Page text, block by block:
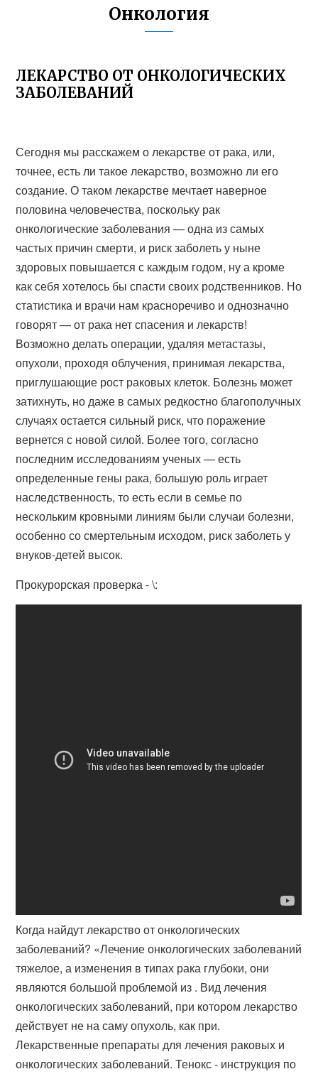
Онкология
ЛЕКАРСТВО ОТ ОНКОЛОГИЧЕСКИХ
ЗАБОЛЕВАНИЙ
Сегодня мы расскажем о лекарстве от рака, или,
точнее, есть ли такое лекарство, возможно ли его
создание. О таком лекарстве мечтает наверное
половина человечества, поскольку рак
онкологические заболевания — одна из самых
частых причин смерти, и риск заболеть у ныне
здоровых повышается с каждым годом, ну а кроме
как себя хотелось бы спасти своих родственников. Но
статистика и врачи нам красноречиво и однозначно
говорят — от рака нет спасения и лекарств!
Возможно делать операции, удаляя метастазы,
опухоли, проходя облучения, принимая лекарства,
приглушающие рост раковых клеток. Болезнь может
затихнуть, но даже в самых редкостно благополучных
случаях остается сильный риск, что поражение
вернется с новой силой. Более того, согласно
последним исследованиям ученых — есть
определенные гены рака, большую роль играет
наследственность, то есть если в семье по
нескольким кровными линиям были случаи болезни,
особенно со смертельным исходом, риск заболеть у
внуков-детей высок.
Прокурорская проверка - \:
Когда найдут лекарство от онкологических
заболеваний? «Лечение онкологических заболеваний
тяжелое, а изменения в типах рака глубоки, они
являются большой проблемой из . Вид лечения
онкологических заболеваний, при котором лекарство
действует не на саму опухоль, как при.
Лекарственные препараты для лечения раковых и
онкологических заболеваний. Тенокс - инструкция по